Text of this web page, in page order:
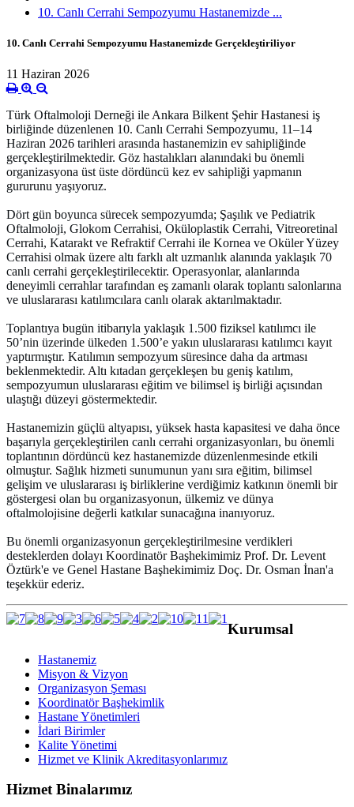
10. Canlı Cerrahi Sempozyumu Hastanemizde ...
10. Canlı Cerrahi Sempozyumu Hastanemizde Gerçekleştiriliyor
11 Haziran 2026
Türk Oftalmoloji Derneği ile Ankara Bilkent Şehir Hastanesi iş
birliğinde düzenlenen 10. Canlı Cerrahi Sempozyumu, 11–14
Haziran 2026 tarihleri arasında hastanemizin ev sahipliğinde
gerçekleştirilmektedir. Göz hastalıkları alanındaki bu önemli
organizasyona üst üste dördüncü kez ev sahipliği yapmanın
gururunu yaşıyoruz.
Dört gün boyunca sürecek sempozyumda; Şaşılık ve Pediatrik
Oftalmoloji, Glokom Cerrahisi, Oküloplastik Cerrahi, Vitreoretinal
Cerrahi, Katarakt ve Refraktif Cerrahi ile Kornea ve Oküler Yüzey
Cerrahisi olmak üzere altı farklı alt uzmanlık alanında yaklaşık 70
canlı cerrahi gerçekleştirilecektir. Operasyonlar, alanlarında
deneyimli cerrahlar tarafından eş zamanlı olarak toplantı salonlarına
ve uluslararası katılımcılara canlı olarak aktarılmaktadır.
Toplantıya bugün itibarıyla yaklaşık 1.500 fiziksel katılımcı ile
50’nin üzerinde ülkeden 1.500’e yakın uluslararası katılımcı kayıt
yaptırmıştır. Katılımın sempozyum süresince daha da artması
beklenmektedir. Altı kıtadan gerçekleşen bu geniş katılım,
sempozyumun uluslararası eğitim ve bilimsel iş birliği açısından
ulaştığı düzeyi göstermektedir.
Hastanemizin güçlü altyapısı, yüksek hasta kapasitesi ve daha önce
başarıyla gerçekleştirilen canlı cerrahi organizasyonları, bu önemli
toplantının dördüncü kez hastanemizde düzenlenmesinde etkili
olmuştur. Sağlık hizmeti sunumunun yanı sıra eğitim, bilimsel
gelişim ve uluslararası iş birliklerine verdiğimiz katkının önemli bir
göstergesi olan bu organizasyonun, ülkemiz ve dünya
oftalmolojisine değerli katkılar sunacağına inanıyoruz.
Bu önemli organizasyonun gerçekleştirilmesine verdikleri
desteklerden dolayı Koordinatör Başhekimimiz Prof. Dr. Levent
Öztürk'e ve Genel Hastane Başhekimimiz Doç. Dr. Osman İnan'a
teşekkür ederiz.
Kurumsal
Hastanemiz
Misyon & Vizyon
Organizasyon Şeması
Koordinatör Başhekimlik
Hastane Yönetimleri
İdari Birimler
Kalite Yönetimi
Hizmet ve Klinik Akreditasyonlarımız
Hizmet Binalarımız